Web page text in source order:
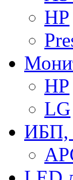
HP
HP
LG
ИБП,